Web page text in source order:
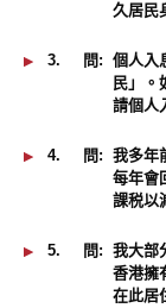
久居民
3. 問: 個人入
民」。
請個人
4. 問: 我多年
每年會
課税以
5. 問: 我大部
香港擁
在此居